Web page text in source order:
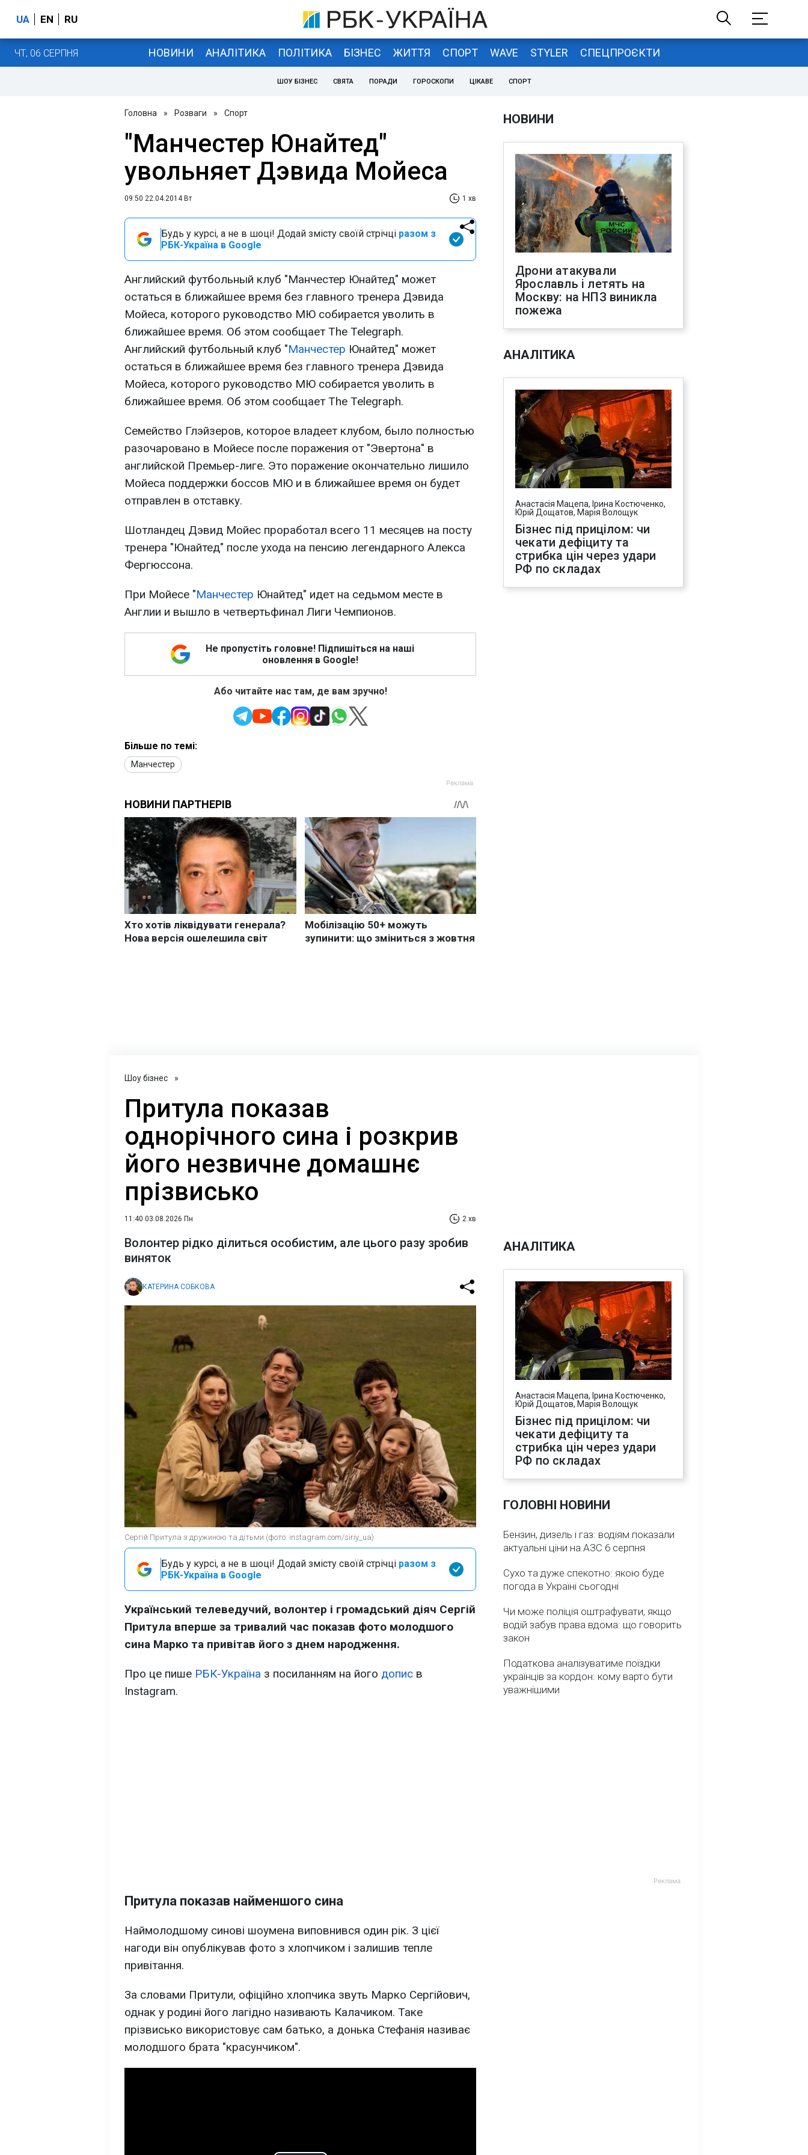
UA EN RU
ЧТ, 06 СЕРПНЯ НОВИНИ АНАЛІТИКА ПОЛІТИКА БІЗНЕС ЖИТТЯ СПОРТ WAVE STYLER СПЕЦПРОЄКТИ
ШОУ БІЗНЕС СВЯТА ПОРАДИ ГОРОСКОПИ ЦІКАВЕ СПОРТ
Головна » Розваги » Спорт
"Манчестер Юнайтед"
увольняет Дэвида Мойеса
09:50 22.04.2014 Вт 1 хв
Будь у курсі, а не в шоці! Додай змісту своїй стрічці разом з
РБК-Україна в Google
Английский футбольный клуб "Манчестер Юнайтед" может
остаться в ближайшее время без главного тренера Дэвида
Мойеса, которого руководство МЮ собирается уволить в
ближайшее время. Об этом сообщает The Telegraph.
Английский футбольный клуб "Манчестер Юнайтед" может
остаться в ближайшее время без главного тренера Дэвида
Мойеса, которого руководство МЮ собирается уволить в
ближайшее время. Об этом сообщает The Telegraph.
Семейство Глэйзеров, которое владеет клубом, было полностью
разочаровано в Мойесе после поражения от "Эвертона" в
английской Премьер-лиге. Это поражение окончательно лишило
Мойеса поддержки боссов МЮ и в ближайшее время он будет
отправлен в отставку.
Шотландец Дэвид Мойес проработал всего 11 месяцев на посту
тренера "Юнайтед" после ухода на пенсию легендарного Алекса
Фергюссона.
При Мойесе "Манчестер Юнайтед" идет на седьмом месте в
Англии и вышло в четвертьфинал Лиги Чемпионов.
Не пропустіть головне! Підпишіться на наші
оновлення в Google!
Або читайте нас там, де вам зручно!
Більше по темі:
Манчестер
НОВИНИ
Дрони атакували
Ярославль і летять на
Москву: на НПЗ виникла
пожежа
АНАЛІТИКА
Анастасія Мацепа, Ірина Костюченко,
Юрій Дощатов, Марія Волощук
Бізнес під прицілом: чи
чекати дефіциту та
стрибка цін через удари
РФ по складах
Шоу бізнес »
Притула показав
однорічного сина і розкрив
його незвичне домашнє
прізвисько
11:40 03.08.2026 Пн 2 хв
Волонтер рідко ділиться особистим, але цього разу зробив
виняток
КАТЕРИНА СОБКОВА
Сергій Притула з дружиною та дітьми (фото: instagram.com/siriy_ua)
Будь у курсі, а не в шоці! Додай змісту своїй стрічці разом з
РБК-Україна в Google
Український телеведучий, волонтер і громадський діяч Сергій
Притула вперше за тривалий час показав фото молодшого
сина Марко та привітав його з днем народження.
Про це пише РБК-Україна з посиланням на його допис в
Instagram.
Притула показав найменшого сина
Наймолодшому синові шоумена виповнився один рік. З цієї
нагоди він опублікував фото з хлопчиком і залишив тепле
привітання.
За словами Притули, офіційно хлопчика звуть Марко Сергійович,
однак у родині його лагідно називають Калачиком. Таке
прізвисько використовує сам батько, а донька Стефанія називає
молодшого брата "красунчиком".
АНАЛІТИКА
Анастасія Мацепа, Ірина Костюченко,
Юрій Дощатов, Марія Волощук
Бізнес під прицілом: чи
чекати дефіциту та
стрибка цін через удари
РФ по складах
ГОЛОВНІ НОВИНИ
Бензин, дизель і газ: водіям показали
актуальні ціни на АЗС 6 серпня
Сухо та дуже спекотно: якою буде
погода в Україні сьогодні
Чи може поліція оштрафувати, якщо
водій забув права вдома: що говорить
закон
Податкова аналізуватиме поїздки
українців за кордон: кому варто бути
уважнішими